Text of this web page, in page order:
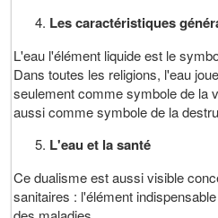
Les caractéristiques
L'eau l'élément liquide est le
Dans toutes les religions, l'eau
seulement comme symbole de la
aussi comme symbole de la
L'eau et la santé
Ce dualisme est aussi visible
sanitaires : l'élément